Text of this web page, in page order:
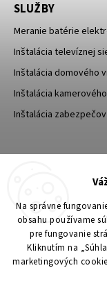
Na správne
obsahu používame
pre fungovanie
Kliknutím na
marketingových
SLUŽBY
Meranie batérie
Inštalácia televíznej
Inštalácia domového
Inštalácia
Inštalácia